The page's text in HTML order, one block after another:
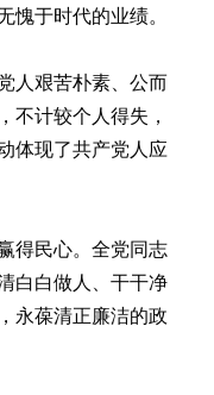
愧于时代的业绩。
人艰苦朴素、公而
不计较个人得失，
体现了共产党人应
得民心。全党同志
白白做人、干干净
永葆清正廉洁的政